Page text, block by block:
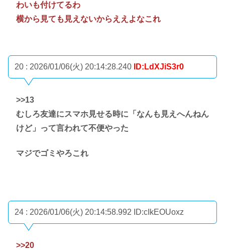
わいも付けてるわ
横から見ても見えないからええよなこれ
20 : 2026/01/06(火) 20:14:28.240 ID:LdXJiS3r0
>>13
むしろ友達にスマホ見せる時に「なんも見えへんねん
けど」って言われて不便やった
マジでゴミやろこれ
24 : 2026/01/06(火) 20:14:58.992 ID:cIkEOUoxz
>>20